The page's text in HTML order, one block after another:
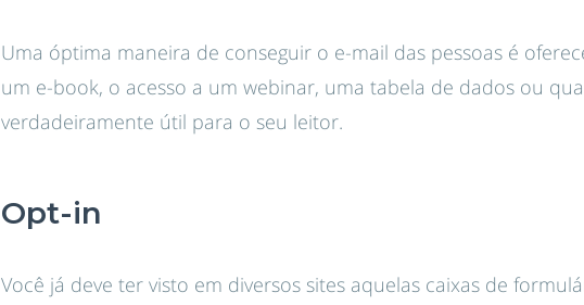
Uma óptima maneira de conseguir o e-mail das pessoas é
um e-book, o acesso a um webinar, uma tabela de dados ou
verdadeiramente útil para o seu leitor.
Opt-in
Você já deve ter visto em diversos sites aquelas caixas de